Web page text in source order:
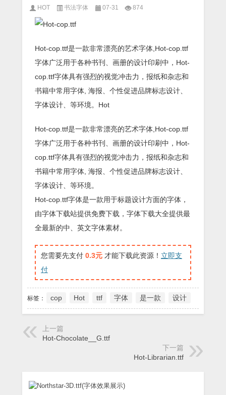
HOT 书法字体 07-31 874
Hot-cop.ttf是一款非常漂亮的艺术字体,Hot-cop.ttf
字体广泛用于各种书刊、画册的设计印刷中，Hot-
cop.ttf字体具有强烈的视觉冲击力，报纸和杂志和
书籍中常用字体, 海报、个性促进品牌标志设计、
字体设计、等环境。Hot
Hot-cop.ttf是一款非常漂亮的艺术字体,Hot-cop.ttf
字体广泛用于各种书刊、画册的设计印刷中，Hot-
cop.ttf字体具有强烈的视觉冲击力，报纸和杂志和
书籍中常用字体, 海报、个性促进品牌标志设计、
字体设计、等环境。
Hot-cop.ttf字体是一款用于标题设计方面的字体，
由字体下载站提供免费下载，字体下载大全提供最
全最新的中、英文字体素材。
您需要先支付 0.3元 才能下载此资源！ 立即支
付
标签： cop Hot ttf 字体 是一款 设计
上一篇
Hot-Chocolate__G.ttf
下一篇
Hot-Librarian.ttf